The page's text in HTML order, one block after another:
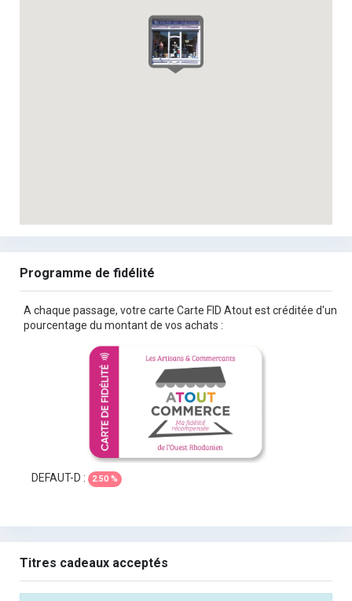
Programme de fidélité
A chaque passage, votre carte Carte FID Atout est créditée d'un
pourcentage du montant de vos achats :
DEFAUT-D : 2.50 %
Titres cadeaux acceptés